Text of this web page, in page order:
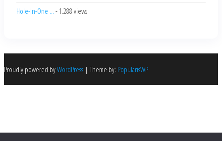
Hole-In-One ... - 1.288 views
Proudly powered byWordPress | Theme by: PopularisWP